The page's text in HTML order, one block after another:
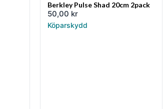
Berkley Pulse Shad 20cm 2pack
50,00 kr
Köparskydd